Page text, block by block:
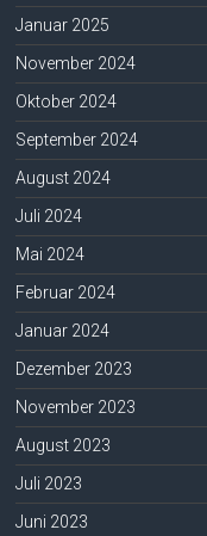
Januar 2025
November 2024
Oktober 2024
September 2024
August 2024
Juli 2024
Mai 2024
Februar 2024
Januar 2024
Dezember 2023
November 2023
August 2023
Juli 2023
Juni 2023